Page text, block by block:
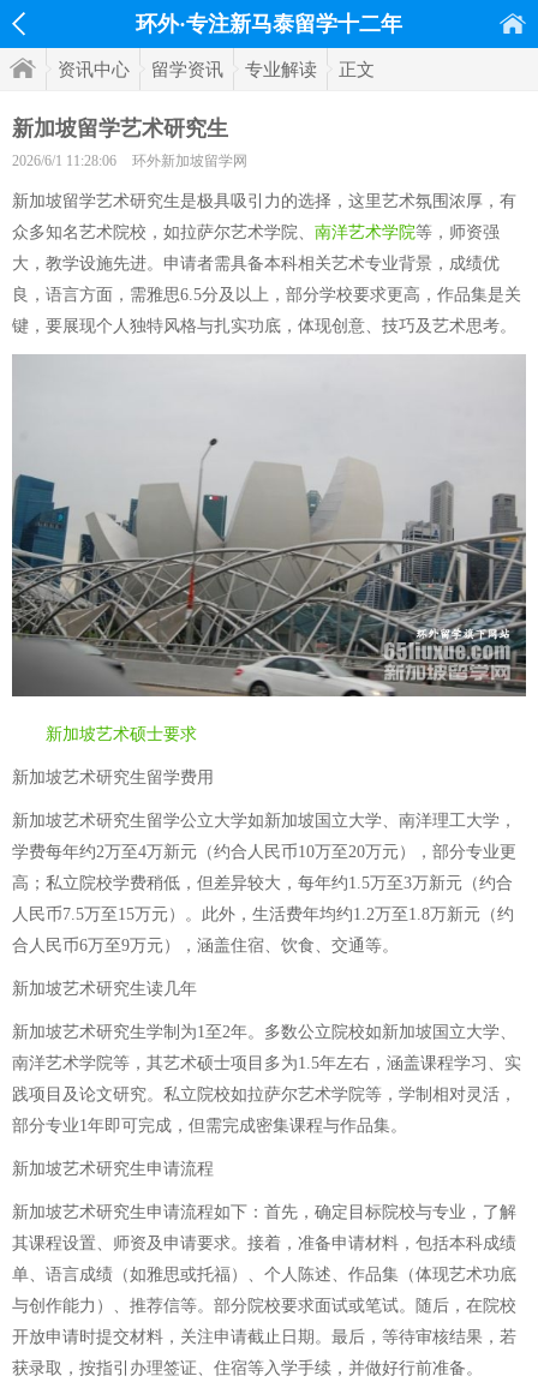
环外·专注新马泰留学十二年
资讯中心 留学资讯 专业解读 正文
新加坡留学艺术研究生
2026/6/1 11:28:06 环外新加坡留学网
新加坡留学艺术研究生是极具吸引力的选择，这里艺术氛围浓厚，有
众多知名艺术院校，如拉萨尔艺术学院、 南洋艺术学院等，师资强
大，教学设施先进。申请者需具备本科相关艺术专业背景，成绩优
良，语言方面，需雅思6.5分及以上，部分学校要求更高，作品集是关
键，要展现个人独特风格与扎实功底，体现创意、技巧及艺术思考。
新加坡艺术硕士要求
新加坡艺术研究生留学费用
新加坡艺术研究生留学公立大学如新加坡国立大学、南洋理工大学，
学费每年约2万至4万新元（约合人民币10万至20万元），部分专业更
高；私立院校学费稍低，但差异较大，每年约1.5万至3万新元（约合
人民币7.5万至15万元）。此外，生活费年均约1.2万至1.8万新元（约
合人民币6万至9万元），涵盖住宿、饮食、交通等。
新加坡艺术研究生读几年
新加坡艺术研究生学制为1至2年。多数公立院校如新加坡国立大学、
南洋艺术学院等，其艺术硕士项目多为1.5年左右，涵盖课程学习、实
践项目及论文研究。私立院校如拉萨尔艺术学院等，学制相对灵活，
部分专业1年即可完成，但需完成密集课程与作品集。
新加坡艺术研究生申请流程
新加坡艺术研究生申请流程如下：首先，确定目标院校与专业，了解
其课程设置、师资及申请要求。接着，准备申请材料，包括本科成绩
单、语言成绩（如雅思或托福）、个人陈述、作品集（体现艺术功底
与创作能力）、推荐信等。部分院校要求面试或笔试。随后，在院校
开放申请时提交材料，关注申请截止日期。最后，等待审核结果，若
获录取，按指引办理签证、住宿等入学手续，并做好行前准备。